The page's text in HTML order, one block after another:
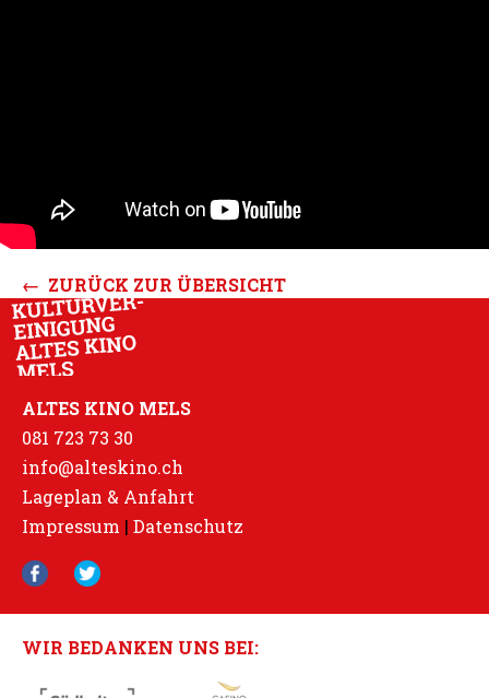
← ZURÜCK ZUR ÜBERSICHT
ALTES KINO MELS
081 723 73 30
info@alteskino.ch
Lageplan & Anfahrt
Impressum | Datenschutz
WIR BEDANKEN UNS BEI: